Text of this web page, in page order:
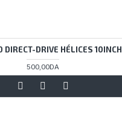
DIRECT-­DRIVE HÉLICES 10INCH
500,00DA